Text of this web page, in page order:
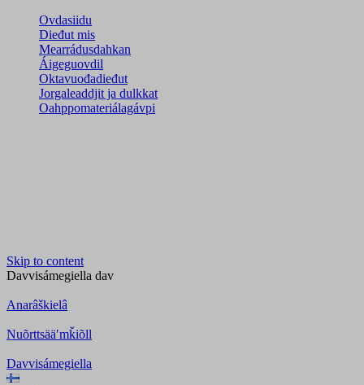
Ovdasiidu
Dieđut mis
Mearrádusdahkan
Áigeguovdil
Oktavuođadieđut
Jorgaleaddjit ja dulkkat
Oahppomateriálagávpi
Skip to content
Davvisámegiella dav
Anarâškielâ
Nuõrttsääʹmǩiõll
Davvisámegiella